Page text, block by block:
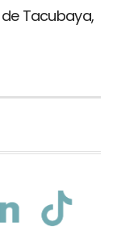
de Tacubaya,